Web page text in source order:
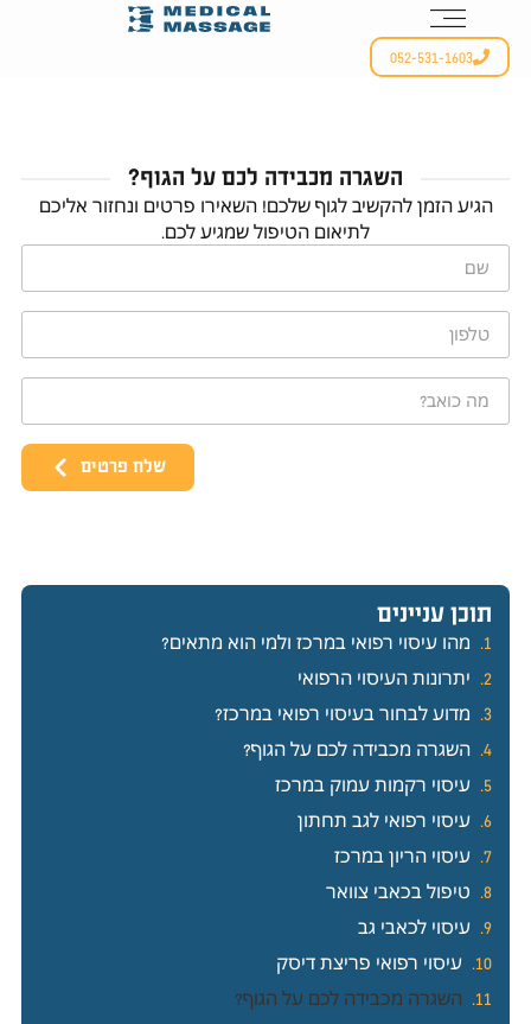
052-531-1603
השגרה מכבידה לכם על הגוף?
הגיע הזמן להקשיב לגוף שלכם! השאירו פרטים ונחזור אליכם
לתיאום הטיפול שמגיע לכם.
שלח פרטים
תוכן עניינים
מהו עיסוי רפואי במרכז ולמי הוא מתאים?
יתרונות העיסוי הרפואי
מדוע לבחור בעיסוי רפואי במרכז?
השגרה מכבידה לכם על הגוף?
עיסוי רקמות עמוק במרכז
עיסוי רפואי לגב תחתון
עיסוי הריון במרכז
טיפול בכאבי צוואר
עיסוי לכאבי גב
עיסוי רפואי פריצת דיסק
השגרה מכבידה לכם על הגוף?